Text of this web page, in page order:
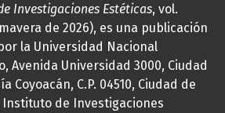
Investigaciones Estéticas, vol.
de 2026), es una publicación
la Universidad Nacional
Avenida Universidad 3000, Ciudad
Coyoacán, C.P. 04510, Ciudad de
Instituto de Investigaciones